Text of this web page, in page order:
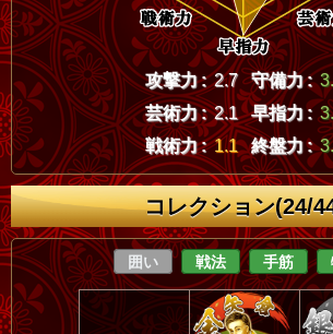
攻撃力 : 2.7 守備力 :
芸術力 : 2.1 早指力 :
戦術力 : 1.1 終盤力 :
コレクション(24/
囲い 戦法 手筋